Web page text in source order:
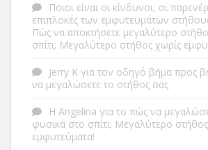
Ποιοι είναι οι κίνδυνοι, οι
επιπλοκές των εμφυτευμάτων
Πώς να αποκτήσετε μεγαλύτερο
σπίτι; Μεγαλύτερο στήθος χωρίς
Jerry K για τον οδηγό βήμα προς
να μεγαλώσετε το στήθος σας
Η Angelina για το πώς να
φυσικά στο σπίτι; Μεγαλύτερο
εμφυτεύματα!